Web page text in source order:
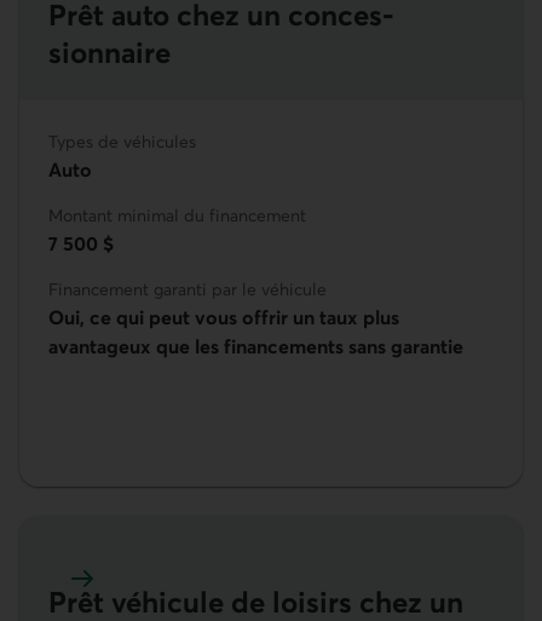
Prêt auto chez un conces­
sionnaire
Types de véhicules
Auto
Montant minimal du financement
7 500 $
Financement garanti par le véhicule
Oui, ce qui peut vous offrir un taux plus
avantageux que les financements sans garantie
En savoir plus sur le Prêt auto chez un
Prêt véhicule de loisirs chez un
En savoir plus sur le Prêt véhicule de loisirs chez un